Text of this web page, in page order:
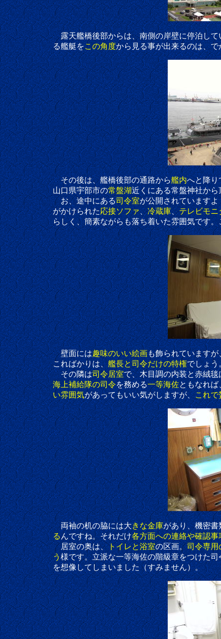
露天艦橋後部からは、南側の岸壁に停泊して
る艦艇をこの角度から見る事が出来るのは、
その後は、艦橋後部の通路から艦内へと降り
山口県宇部市の常盤湖近くにある常盤神社から
お、途中にある司令室が公開されています
がかけられた応接ソファ、冷蔵庫、テレビモニ
らしく、簡素ながらも落ち着いた雰囲気です。
壁面には趣味のいい絵画も飾られています
こればかりは、艦長と司令だけの特権でしょう
その隣は司令居室で、木目調の内装と赤絨
海上補給隊の司令を務める一等海佐ともなれば
い雰囲気があってもいい気がしますが、これで
両袖の机の脇には大きな金庫があり、機密
るんですね。それだけ各方面への連絡や確認事
居室の奥は、トイレと浴室の区画。司令専用
う様です。立派な一等海佐の階級章をつけた司
を想像してしまいました（すみません）。